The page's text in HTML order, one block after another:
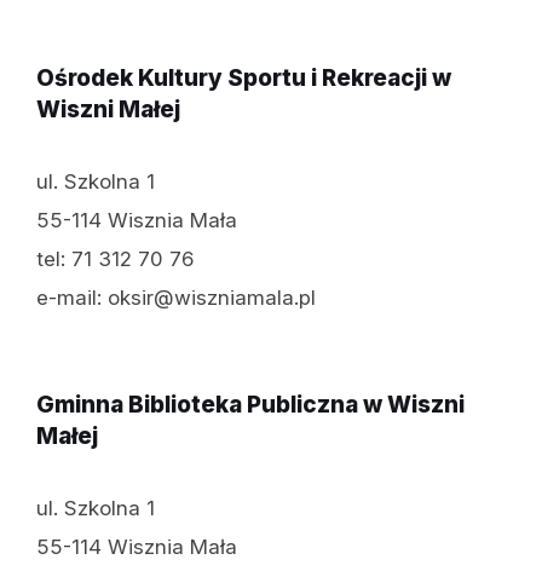
Ośrodek Kultury Sportu i Rekreacji w
Wiszni Małej
ul. Szkolna 1
55-114 Wisznia Mała
tel: 71 312 70 76
e-mail: oksir@wiszniamala.pl
Gminna Biblioteka Publiczna w Wiszni
Małej
ul. Szkolna 1
55-114 Wisznia Mała